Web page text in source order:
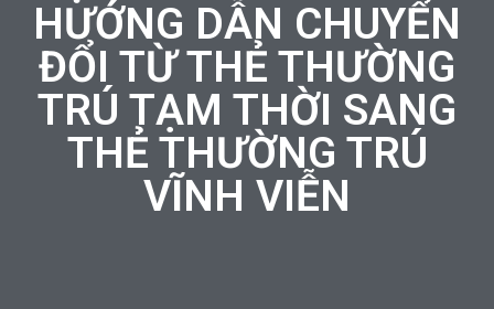
HƯỚNG DẪN CHUYỂN
ĐỔI TỪ THẺ THƯỜNG
TRÚ TẠM THỜI SANG
THẺ THƯỜNG TRÚ
VĨNH VIỄN